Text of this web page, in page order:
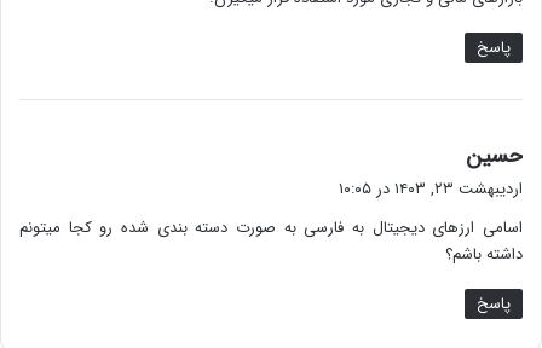
پاسخ
حسین
ف
:
اردیبهشت ۲۳, ۱۴۰۳ در ۱۰:۰۵
اسامی ارزهای دیجیتال به فارسی به صورت دسته بندی شده رو کجا میتونم
داشته باشم؟
پاسخ